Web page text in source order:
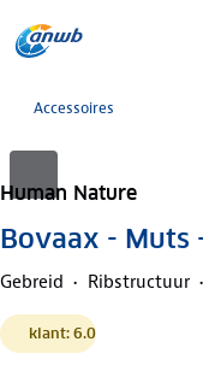
Accessoires
Human Nature
Bovaax - Muts
Gebreid Ribstructuur
klant: 6.0